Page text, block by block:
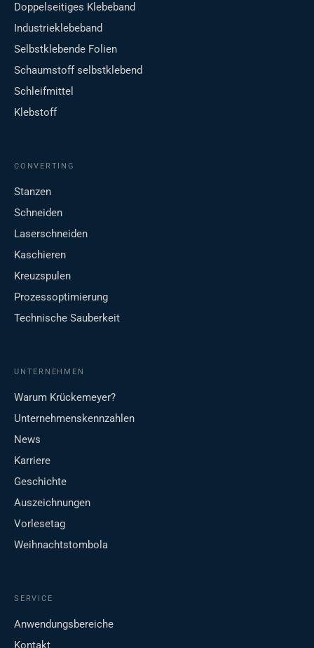
Doppelseitiges Klebeband
Industrieklebeband
Selbstklebende Folien
Schaumstoff selbstklebend
Schleifmittel
Klebstoff
CONVERTING
Stanzen
Schneiden
Laserschneiden
Kaschieren
Kreuzspulen
Prozessoptimierung
Technische Sauberkeit
UNTERNEHMEN
Warum Krückemeyer?
Unternehmenskennzahlen
News
Karriere
Geschichte
Auszeichnungen
Vorlesetag
Weihnachtstombola
SERVICE
Anwendungsbereiche
Kontakt